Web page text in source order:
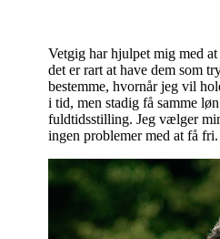
Vetgig har hjulpet mig med
det er rart at have dem som
bestemme, hvornår jeg vil
i tid, men stadig få samme
fuldtidsstilling. Jeg vælger
ingen problemer med at få fri.